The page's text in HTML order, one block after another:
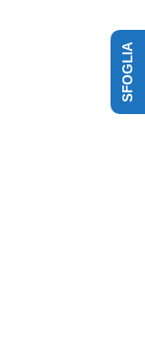
SFOGLIA